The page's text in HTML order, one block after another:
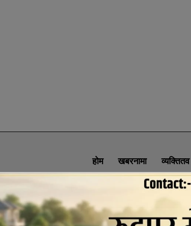
होम खबरनामा व्यक्तितव